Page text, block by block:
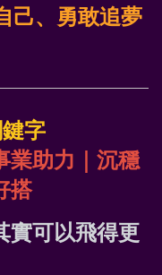
己、勇敢追夢
字
業助力｜沉穩
搭
實可以飛得更